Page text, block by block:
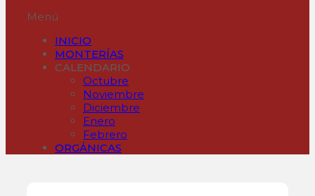
Menú
INICIO
MONTERÍAS
CALENDARIO
Octubre
Noviembre
Diciembre
Enero
Febrero
ORGÁNICAS